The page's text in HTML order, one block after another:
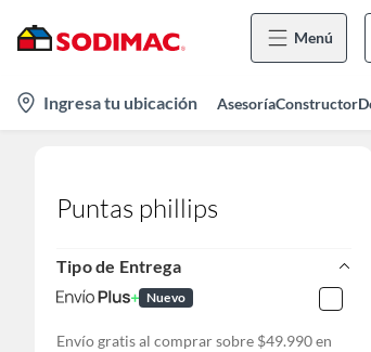
Menú
location-
icon
Ingresa tu ubicación AsesoríaConstructor
Puntas phillips
Tipo de Entrega
Nuevo
Envío gratis al comprar sobre $49.990 en